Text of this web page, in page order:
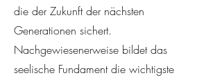
die der Zukunft der nächsten
Generationen sichert.
Nachgewiesenerweise bildet das
seelische Fundament die wichtigste